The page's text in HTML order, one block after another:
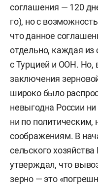
соглашения — 120
го), но с
что данное
отдельно, каждая из
с Турцией и ООН. Но,
заключения
широко было
невыгодна России
ни по политическим,
соображениям. В
сельского
утверждал, что
зерно — это